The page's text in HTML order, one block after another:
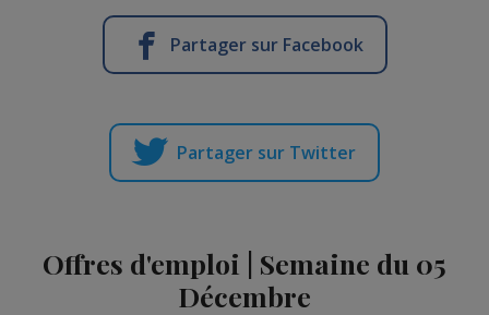
Partager sur Facebook
Partager sur Twitter
Offres d'emploi | Semaine du 05
Décembre